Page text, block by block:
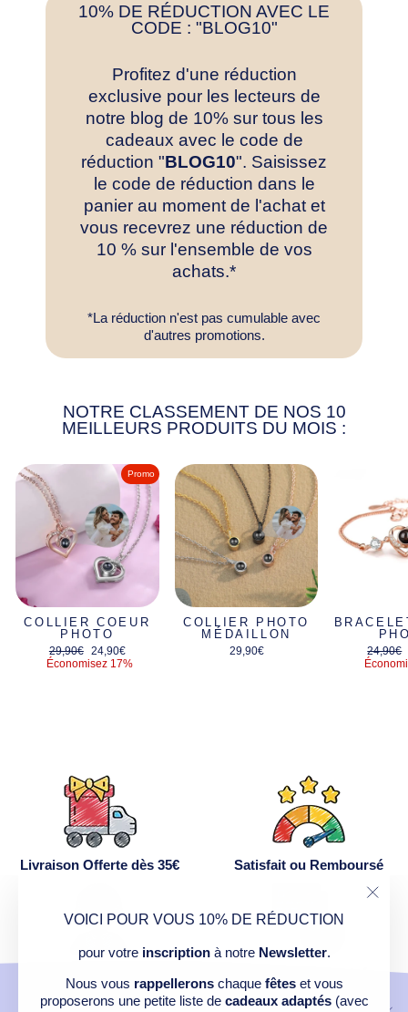
VOICI POUR VOUS 10% DE RÉDUCTION
pour votre inscriptionà notre Newsletter.
Nous vous rappelleronschaque fêteset vous
proposerons une petite liste de cadeaux adaptés(avec
10% DE RÉDUCTION AVEC LE
CODE : "BLOG10"
Profitez d'une réduction
exclusive pour les lecteurs de
notre blog de 10% sur tous les
cadeaux avec le code de
réduction "BLOG10". Saisissez
le code de réduction dans le
panier au moment de l'achat et
vous recevrez une réduction de
10 % sur l'ensemble de vos
achats.*
*La réduction n'est pas cumulable avec
d'autres promotions.
NOTRE CLASSEMENT DE NOS 10
MEILLEURS PRODUITS DU MOIS :
Promo
COLLIER COEUR
PHOTO
Prix
régulier
29,90€ Prix
réduit
24,90€
Économisez 17%
COLLIER PHOTO
MÉDAILLON
29,90€
Prix
régulier
24,90€
Livraison Offerte dès 35€ Satisfait ou Remboursé
Paiement Sécurisé